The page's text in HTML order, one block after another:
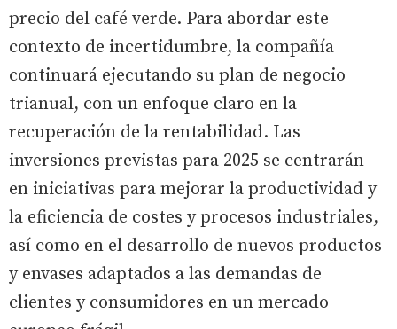
precio del café verde. Para abordar este
contexto de incertidumbre, la compañía
continuará ejecutando su plan de negocio
trianual, con un enfoque claro en la
recuperación de la rentabilidad. Las
inversiones previstas para 2025 se centrarán
en iniciativas para mejorar la productividad y
la eficiencia de costes y procesos industriales,
así como en el desarrollo de nuevos productos
y envases adaptados a las demandas de
clientes y consumidores en un mercado